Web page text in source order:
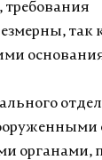
требования
так
органами,